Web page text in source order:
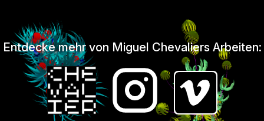
Entdecke mehr von Miguel Chevaliers Arbeiten: